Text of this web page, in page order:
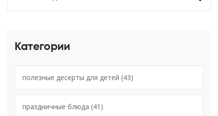
Категории
полезные десерты для детей (43)
праздничные блюда (41)